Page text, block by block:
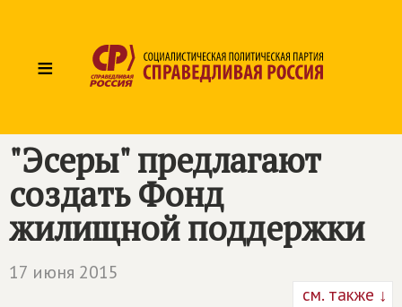
≡
"Эсеры" предлагают
создать Фонд
жилищной поддержки
17 июня 2015
см. также ↓